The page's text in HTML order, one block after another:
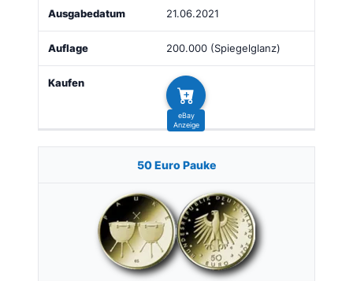
21.06.2021
200.000 (Spiegelglanz)
50 Euro Pauke